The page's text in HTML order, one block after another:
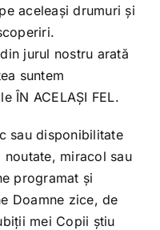
aceleași drumuri și
jurul nostru arată
suntem
ÎN ACELAȘI FEL.
sau disponibilitate
miracol sau
programat și
Doamne zice, de
mei Copii știu